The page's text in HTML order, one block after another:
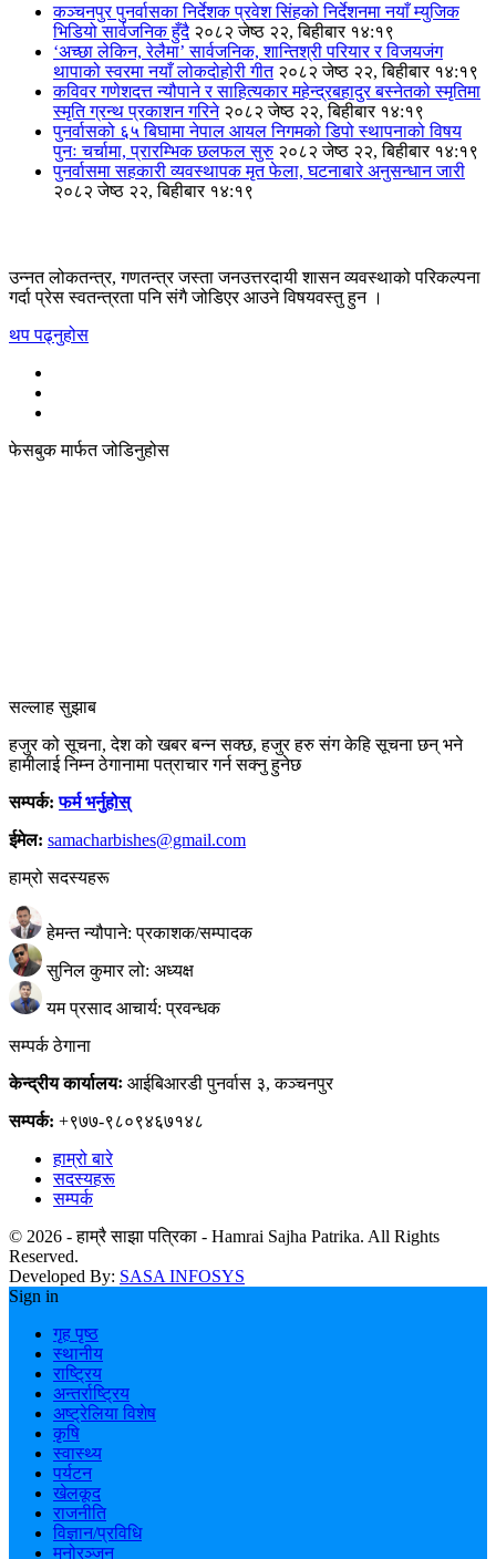
कञ्चनपुर पुनर्वासका निर्देशक प्रवेश सिंहको निर्देशनमा नयाँ म्युजिक
भिडियो सार्वजनिक हुँदै २०८२ जेष्ठ २२, बिहीबार १४:१९
‘अच्छा लेकिन, रेलैमा’ सार्वजनिक, शान्तिश्री परियार र विजयजंग
थापाको स्वरमा नयाँ लोकदोहोरी गीत २०८२ जेष्ठ २२, बिहीबार १४:१९
कविवर गणेशदत्त न्यौपाने र साहित्यकार महेन्द्रबहादुर बस्नेतको स्मृतिमा
स्मृति ग्रन्थ प्रकाशन गरिने २०८२ जेष्ठ २२, बिहीबार १४:१९
पुनर्वासको ६५ बिघामा नेपाल आयल निगमको डिपो स्थापनाको विषय
पुनः चर्चामा, प्रारम्भिक छलफल सुरु २०८२ जेष्ठ २२, बिहीबार १४:१९
पुनर्वासमा सहकारी व्यवस्थापक मृत फेला, घटनाबारे अनुसन्धान जारी
२०८२ जेष्ठ २२, बिहीबार १४:१९
उन्नत लोकतन्त्र, गणतन्त्र जस्ता जनउत्तरदायी शासन व्यवस्थाको परिकल्पना
गर्दा प्रेस स्वतन्त्रता पनि संगै जोडिएर आउने विषयवस्तु हुन ।
थप पढ्नुहोस
फेसबुक मार्फत जोडिनुहोस
सल्लाह सुझाब
हजुर को सूचना, देश को खबर बन्न सक्छ, हजुर हरु संग केहि सूचना छन् भने
हामीलाई निम्न ठेगानामा पत्राचार गर्न सक्नु हुनेछ
सम्पर्क:फर्म भर्नुहोस्
ईमेल: samacharbishes@gmail.com
हाम्रो सदस्यहरू
हेमन्त न्यौपाने: प्रकाशक/सम्पादक
सुनिल कुमार लो: अध्यक्ष
यम प्रसाद आचार्य: प्रवन्धक
सम्पर्क ठेगाना
केन्द्रीय कार्यालयः आईबिआरडी पुनर्वास ३, कञ्चनपुर
सम्पर्क: +९७७-९८०९४६७१४८
हाम्रो बारे
सदस्यहरू
सम्पर्क
© 2026 - हाम्रै साझा पत्रिका - Hamrai Sajha Patrika. All Rights
Reserved.
Developed By: SASA INFOSYS
Sign in
गृह पृष्ठ
स्थानीय
राष्ट्रिय
अन्तर्राष्ट्रिय
अष्ट्रेलिया विशेष
कृषि
स्वास्थ्य
पर्यटन
खेलकूद
राजनीति
विज्ञान/प्रविधि
मनोरञ्जन